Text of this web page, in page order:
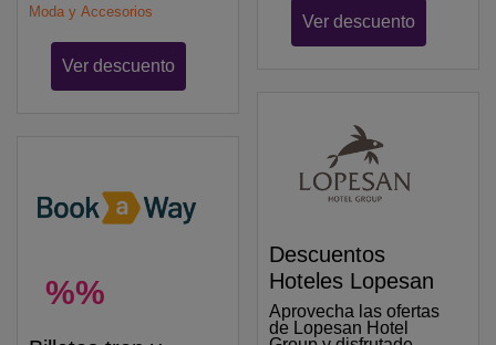
Moda y Accesorios
Ver descuento
%%
Ver descuento
Descuentos
Hoteles Lopesan
Aprovecha las ofertas
de Lopesan Hotel